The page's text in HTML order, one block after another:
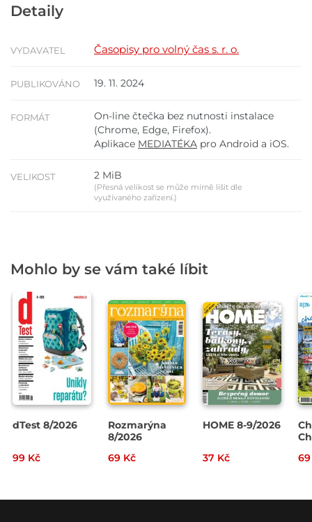
Detaily
VYDAVATEL Časopisy pro volný čas s. r. o.
PUBLIKOVÁNO 19. 11. 2024
FORMÁT
On-line čtečka bez nutnosti instalace
(Chrome, Edge, Firefox).
Aplikace MEDIATÉKA pro Android a iOS.
VELIKOST 2 MiB
(Přesná velikost se může mírně lišit dle
využívaného zařízení.)
Mohlo by se vám také líbit
dTest 8/2026
99 Kč
Rozmarýna
8/2026
69 Kč
HOME 8-9/2026
37 Kč